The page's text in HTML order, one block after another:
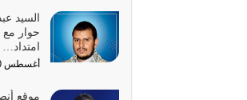
أولياء الشيطان كلما
كلما كانوا أكثر ضعفاً
يوليو 30, 2026
السيد
حوار مع
امتداد…
أغسطس 30, 2016
موقع